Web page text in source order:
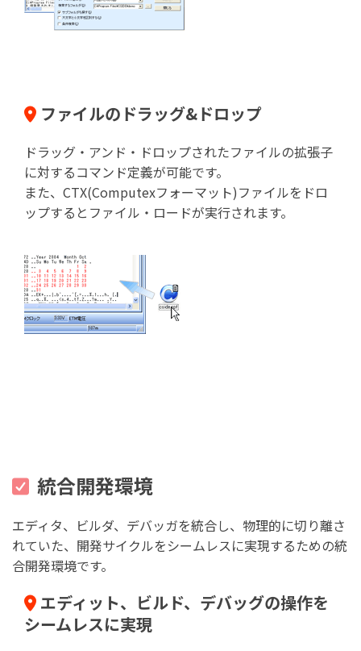
ファイルのドラッグ&ドロップ
ドラッグ・アンド・ドロップされたファイルの拡張子
に対するコマンド定義が可能です。
また、CTX(Computexフォーマット)ファイルをドロ
ップするとファイル・ロードが実行されます。
統合開発環境
エディタ、ビルダ、デバッガを統合し、物理的に切り離さ
れていた、開発サイクルをシームレスに実現するための統
合開発環境です。
エディット、ビルド、デバッグの操作を
シームレスに実現